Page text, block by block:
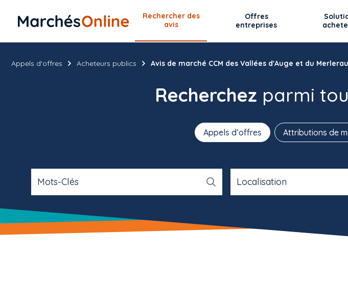
Rechercher des
avis
Offres
entreprises
Recherchez parmi
Appels d’offres Attributions de
Mots-Clés Localisation
Appels d'offres Acheteurs publics Avis de marché CCM des Vallées d'Auge et du